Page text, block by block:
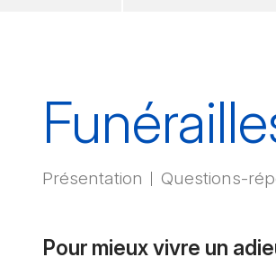
Présentation Questions-
Pour mieux vivre un